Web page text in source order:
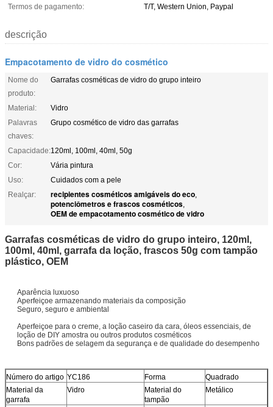
Termos de pagamento:
T/T, Western Union, Paypal
descrição
Empacotamento de vidro do cosmético
Nome do
produto:
Garrafas cosméticas de vidro do grupo inteiro
Material:
Vidro
Palavras
chaves:
Grupo cosmético de vidro das garrafas
Capacidade:120ml, 100ml, 40ml, 50g
Cor:
Vária pintura
Uso:
Cuidados com a pele
Realçar:
recipientes cosméticos amigáveis do eco,
potenciômetros e frascos cosméticos,
OEM de empacotamento cosmético de vidro
Garrafas cosméticas de vidro do grupo inteiro, 120ml,
100ml, 40ml, garrafa da loção, frascos 50g com tampão
plástico, OEM
Aparência luxuoso
Aperfeiçoe armazenando materiais da composição
Seguro, seguro e ambiental
Aperfeiçoe para o creme, a loção caseiro da cara, óleos essenciais, de
loção de DIY amostra ou outros produtos cosméticos
Bons padrões de selagem da segurança e de qualidade do desempenho
Número do artigo YC186 Forma
Quadrado
Material da
garrafa
Vidro
Material do
tampão
Metálico